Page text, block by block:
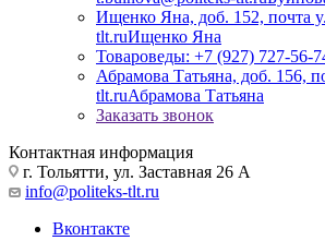
Ищенко Яна, доб. 152, почта
tlt.ruИщенко Яна
Товароведы: +7 (927) 727-56-
Абрамова Татьяна, доб. 156,
tlt.ruАбрамова Татьяна
Заказать звонок
Контактная информация
г. Тольятти, ул. Заставная 26 А
info@politeks-tlt.ru
Вконтакте